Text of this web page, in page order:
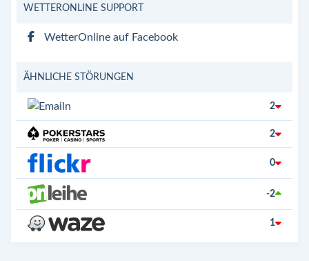
WETTERONLINE SUPPORT
WetterOnline auf Facebook
ÄHNLICHE STÖRUNGEN
2
2
0
-2
1